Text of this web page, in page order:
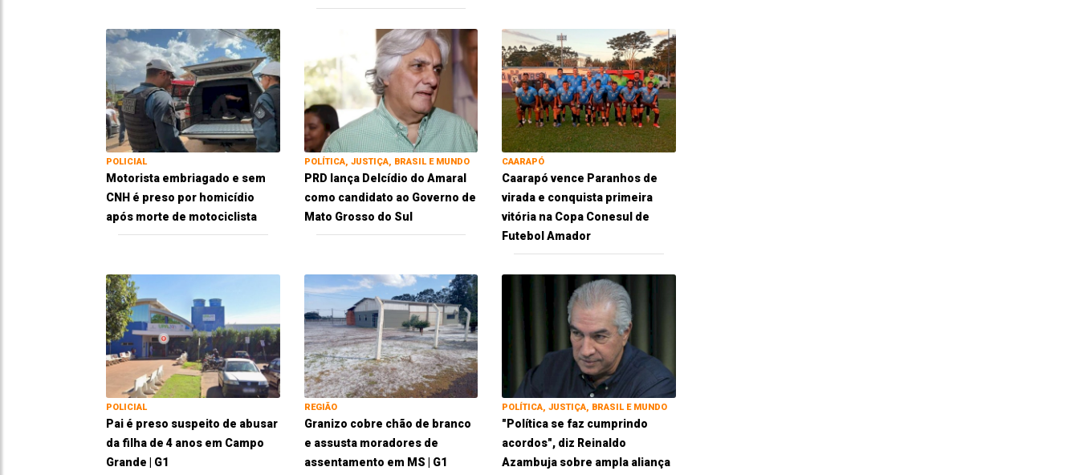
POLICIAL
Motorista embriagado e sem
CNH é preso por homicídio
após morte de motociclista
POLÍTICA, JUSTIÇA, BRASIL E MUNDO
PRD lança Delcídio do Amaral
como candidato ao Governo de
Mato Grosso do Sul
CAARAPÓ
Caarapó vence Paranhos de
virada e conquista primeira
vitória na Copa Conesul de
Futebol Amador
POLICIAL
Pai é preso suspeito de abusar
da filha de 4 anos em Campo
Grande | G1
REGIÃO
Granizo cobre chão de branco
e assusta moradores de
assentamento em MS | G1
POLÍTICA, JUSTIÇA, BRASIL E MUNDO
"Política se faz cumprindo
acordos", diz Reinaldo
Azambuja sobre ampla aliança